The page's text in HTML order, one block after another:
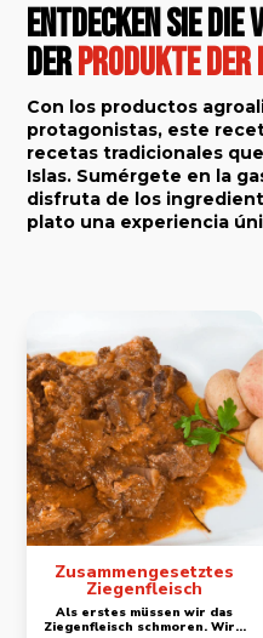
Entdecken Sie
derProdukte der
Con los productos
protagonistas, este
recetas tradicionales
Islas. Sumérgete en la
disfruta de los
plato una experiencia
Zusammengesetztes
Ziegenfleisch
Als erstes müssen wir das
Ziegenfleisch schmoren. Wir...